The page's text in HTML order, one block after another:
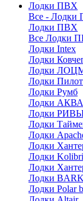
Лодки ПВХ
Все - Лодки
Лодки ПВХ
Все Лодки
Лодки Intex
Лодки
Лодки
Лодки Пилот
Лодки Румб
Лодки АКВА
Лодки
Лодки
Лодки
Лодки
Лодки Kolibri
Лодки
Лодки BARK
Лодки Polar